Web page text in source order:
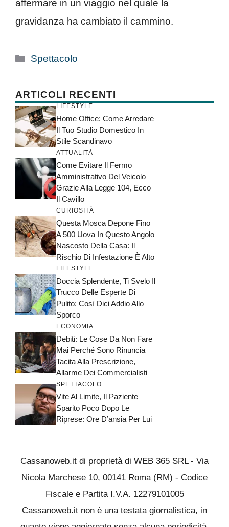
affermare in un viaggio nel quale la
gravidanza ha cambiato il cammino.
Categorie
Spettacolo
ARTICOLI RECENTI
LIFESTYLE
Home Office: Come Arredare
Il Tuo Studio Domestico In
Stile Scandinavo
ATTUALITÀ
Come Evitare Il Fermo
Amministrativo Del Veicolo
Grazie Alla Legge 104, Ecco
Il Cavillo
CURIOSITÀ
Questa Mosca Depone Fino
A 500 Uova In Questo Angolo
Nascosto Della Casa: Il
Rischio Di Infestazione È Alto
LIFESTYLE
Doccia Splendente, Ti Svelo Il
Trucco Delle Esperte Di
Pulito: Così Dici Addio Allo
Sporco
ECONOMIA
Debiti: Le Cose Da Non Fare
Mai Perché Sono Rinuncia
Tacita Alla Prescrizione,
Allarme Dei Commercialisti
SPETTACOLO
Vite Al Limite, Il Paziente
Sparito Poco Dopo Le
Riprese: Ore D’ansia Per Lui
Cassanoweb.it di proprietà di WEB 365 SRL - Via
Nicola Marchese 10, 00141 Roma (RM) - Codice
Fiscale e Partita I.V.A. 12279101005
Cassanoweb.it non è una testata giornalistica, in